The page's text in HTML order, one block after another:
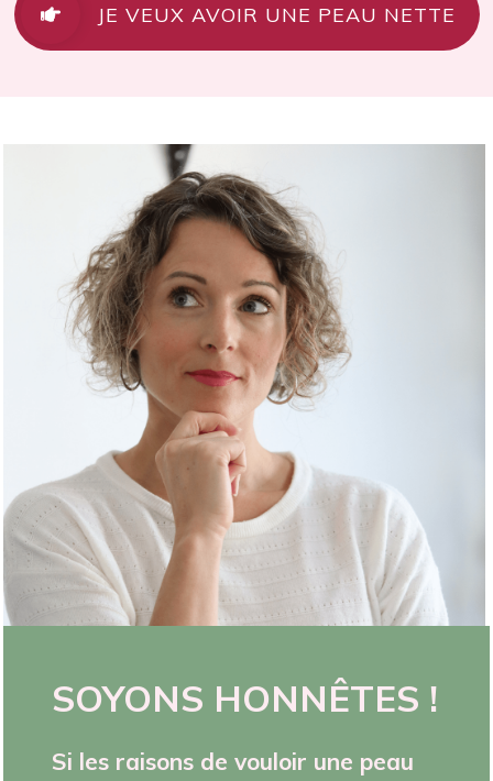
JE VEUX AVOIR UNE PEAU NETTE
SOYONS HONNÊTES !
Si les raisons de vouloir une peau